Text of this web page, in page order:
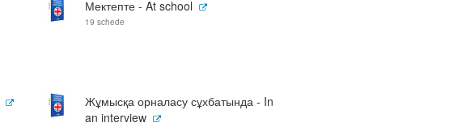
Мектепте - At school
19 schede
Жұмысқа орналасу сұхбатында - In
an interview